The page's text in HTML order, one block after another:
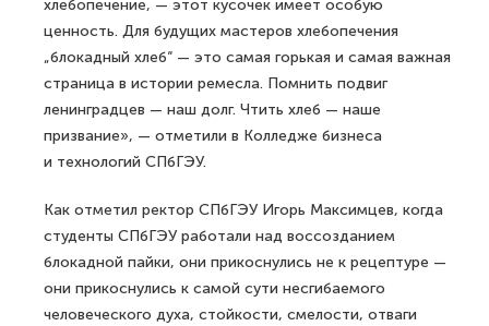
хлебопечение, — этот кусочек имеет особую
ценность. Для будущих мастеров хлебопечения
„блокадный хлеб“ — это самая горькая и самая важная
страница в истории ремесла. Помнить подвиг
ленинградцев — наш долг. Чтить хлеб — наше
призвание», — отметили в Колледже бизнеса
и технологий СПбГЭУ.
Как отметил ректор СПбГЭУ Игорь Максимцев, когда
студенты СПбГЭУ работали над воссозданием
блокадной пайки, они прикоснулись не к рецептуре —
они прикоснулись к самой сути несгибаемого
человеческого духа, стойкости, смелости, отваги